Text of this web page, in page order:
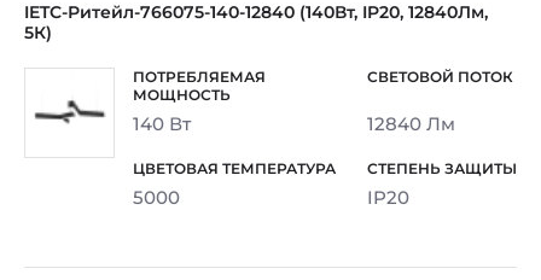
IETC-Ритейл-766075-140-12840 (140Вт, IP20, 12840Лм,
5К)
140 Вт 12840 Лм
5000 IP20